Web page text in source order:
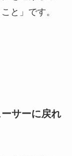
と」です。
サーに戻れ